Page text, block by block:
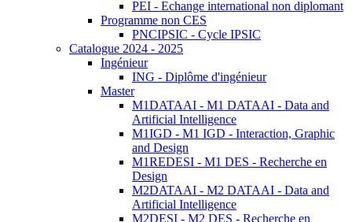
PEI - Echange international non diplomant
Programme non CES
PNCIPSIC - Cycle IPSIC
Catalogue 2024 - 2025
Ingénieur
ING - Diplôme d'ingénieur
Master
M1DATAAI - M1 DATAAI - Data and
Artificial Intelligence
M1IGD - M1 IGD - Interaction, Graphic
and Design
M1REDESI - M1 DES - Recherche en
Design
M2DATAAI - M2 DATAAI - Data and
Artificial Intelligence
M2DESI - M2 DES - Recherche en